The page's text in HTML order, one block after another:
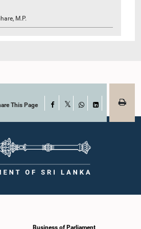
M.P.
This Page Facebook
WhatsAppLinkedIn
Business of Parliament